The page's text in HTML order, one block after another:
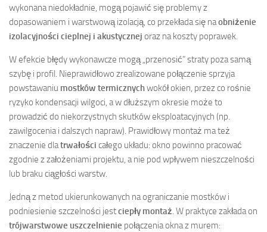
wykonana niedokładnie, mogą pojawić się problemy z
dopasowaniem i warstwową izolacją, co przekłada się naobniżenie
izolacyjności cieplnej i akustycznej oraz na koszty poprawek.
W efekcie błędy wykonawcze mogą „przenosić” straty poza samą
szybę i profil. Nieprawidłowo zrealizowane połączenie sprzyja
powstawaniu mostków termicznychwokół okien, przez co rośnie
ryzyko kondensacji wilgoci, a w dłuższym okresie może to
prowadzić do niekorzystnych skutków eksploatacyjnych (np.
zawilgocenia i dalszych napraw). Prawidłowy montaż ma też
znaczenie dlatrwałości całego układu: okno powinno pracować
zgodnie z założeniami projektu, a nie pod wpływem nieszczelności
lub braku ciągłości warstw.
Jedną z metod ukierunkowanych na ograniczanie mostków i
podniesienie szczelności jestciepły montaż. W praktyce zakłada on
trójwarstwowe uszczelnienie połączenia okna z murem: